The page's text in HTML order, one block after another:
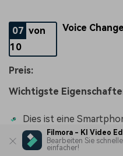
Filmora - KI Video
Bearbeiten Sie
einfacher!
07 von
10
Voice
Preis:
Wichtigste
Dies ist eine
Stimmenmodulator-
Stimme verändern